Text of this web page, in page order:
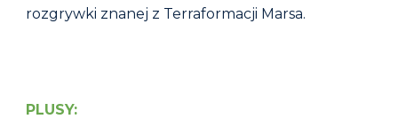
rozgrywki znanej z Terraformacji Marsa.
PLUSY: